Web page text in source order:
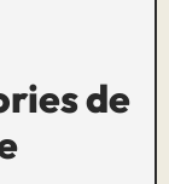
de